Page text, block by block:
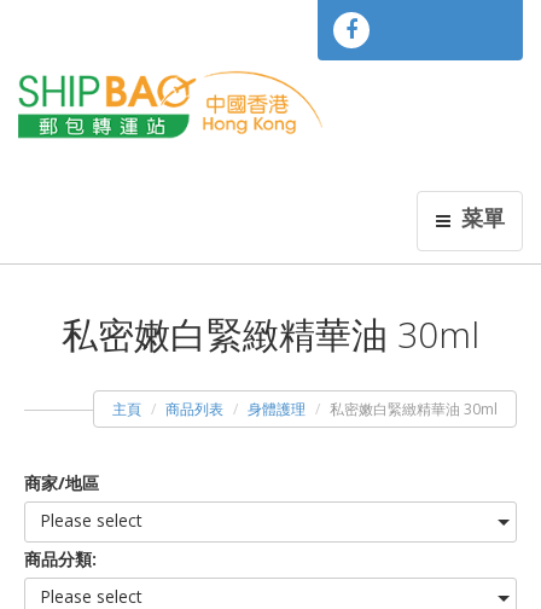
菜單
私密嫩白緊緻精華油 30ml
主頁 商品列表 身體護理 私密嫩白緊緻精華油 30ml
商家/地區
Please select
商品分類:
Please select